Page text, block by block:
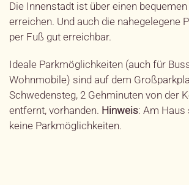
Die Innenstadt ist über einen
erreichen. Und auch die nahegelegene
per Fuß gut erreichbar.
Ideale Parkmöglichkeiten (auch für
Wohnmobile) sind auf dem
Schwedensteg, 2 Gehminuten von der
entfernt, vorhanden. Hinweis: Am Haus
keine Parkmöglichkeiten.